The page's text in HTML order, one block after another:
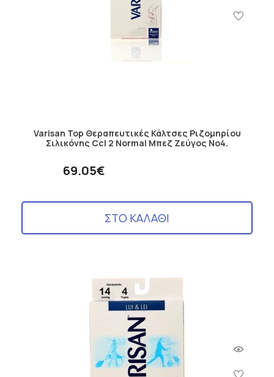
Varisan Top Θεραπευτικές Κάλτσες Ριζομηρίου
Σιλικόνης Ccl 2 Normal Μπεζ Ζεύγος No4.
69.05€
ΣΤΟ ΚΑΛΑΘΙ